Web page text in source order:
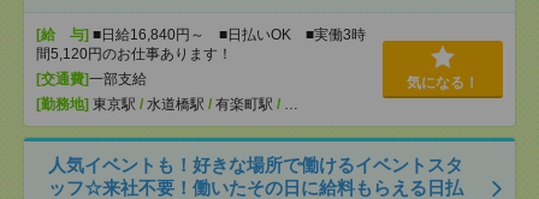
[給 与] ■日給16,840円～ ■日払いOK ■実働3時
間5,120円のお仕事あります！
[交通費]一部支給
[勤務地] 東京駅 / 水道橋駅 / 有楽町駅 / …
気になる！
人気イベントも！好きな場所で働けるイベントスタ
ッフ☆来社不要！働いたその日に給料もらえる日払